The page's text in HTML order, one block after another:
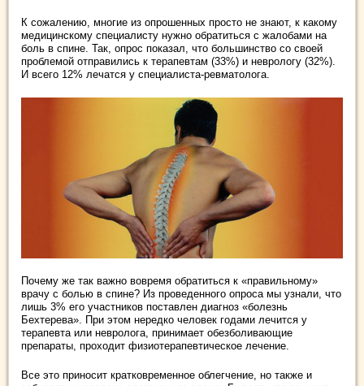
К сожалению, многие из опрошенных просто не знают, к какому
медицинскому специалисту нужно обратиться с жалобами на
боль в спине. Так, опрос показал, что большинство со своей
проблемой отправились к терапевтам (33%) и неврологу (32%).
И всего 12% лечатся у специалиста-ревматолога.
Почему же так важно вовремя обратиться к «правильному»
врачу с болью в спине? Из проведенного опроса мы узнали, что
лишь 3% его участников поставлен диагноз «болезнь
Бехтерева». При этом нередко человек годами лечится у
терапевта или невролога, принимает обезболивающие
препараты, проходит физиотерапевтическое лечение.
Все это приносит кратковременное облегчение, но также и